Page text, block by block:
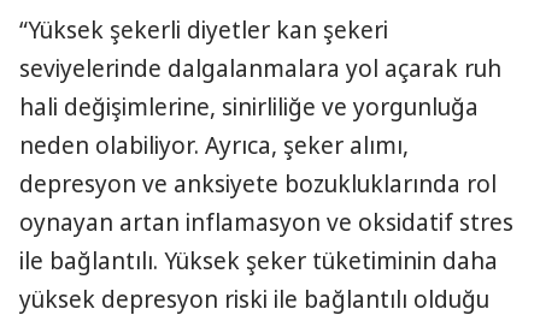
“Yüksek şekerli diyetler kan şekeri
seviyelerinde dalgalanmalara yol açarak ruh
hali değişimlerine, sinirliliğe ve yorgunluğa
neden olabiliyor. Ayrıca, şeker alımı,
depresyon ve anksiyete bozukluklarında rol
oynayan artan inflamasyon ve oksidatif stres
ile bağlantılı. Yüksek şeker tüketiminin daha
yüksek depresyon riski ile bağlantılı olduğu